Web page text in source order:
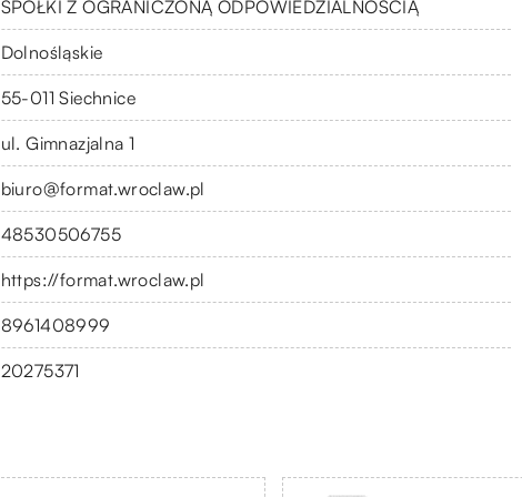
SPÓŁKI Z OGRANICZONĄ ODPOWIEDZIALNOŚCIĄ
Dolnośląskie
55-011 Siechnice
ul. Gimnazjalna 1
biuro@format.wroclaw.pl
48530506755
https://format.wroclaw.pl
8961408999
20275371